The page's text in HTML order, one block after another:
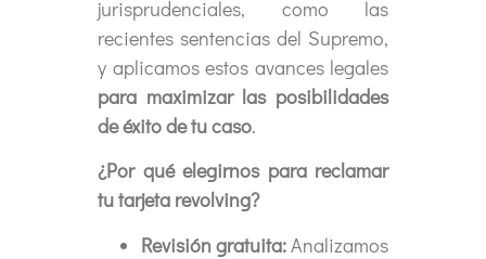
jurisprudenciales, como las
recientes sentencias del Supremo,
y aplicamos estos avances legales
para maximizar las posibilidades
de éxito de tu caso.
¿Por qué elegirnos para reclamar
tu tarjeta revolving?
Revisión gratuita:Analizamos